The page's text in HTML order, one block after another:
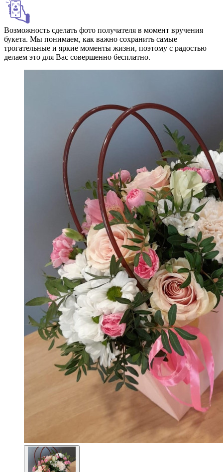
Возможность сделать фото получателя в момент вручения
букета. Мы понимаем, как важно сохранить самые
трогательные и яркие моменты жизни, поэтому с радостью
делаем это для Вас совершенно бесплатно.